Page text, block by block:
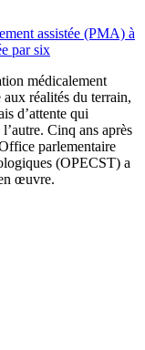
assistée (PMA) à
par six
médicalement
aux réalités du terrain,
d’attente qui
Cinq ans après
parlementaire
(OPECST) a
œuvre.